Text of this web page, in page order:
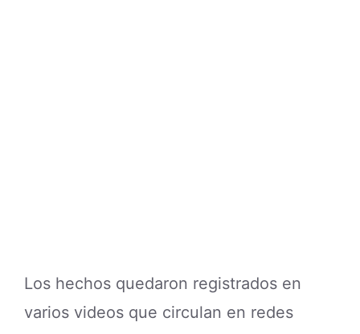
Los hechos quedaron registrados en
varios videos que circulan en redes